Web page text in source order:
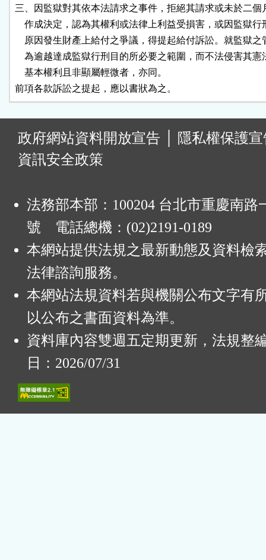
三、因監獄對其依本法請求之事件，拒絕其請求或未於二個
作成決定，認為其權利或法律上利益受損害，或因監獄行
原因發生財產上給付之爭議，得提起給付訴訟。就監獄之
為逾越達成監獄行刑目的所必要之範圍，而不法侵害其憲
    基本權利且非顯屬輕微者，亦同。
前項各款訴訟之提起，應以書狀為之。
政府網站資料開放宣告
隱私權保護
資訊安全政策
法務部本部：100204 台北市重慶南路
號 電話總機：(02)2191-0189
本網站提供法規之最新動態及資料檢
法律諮詢服務。
本網站法規資料若與機關公布文字有
以公布之書面資料為準。
資料庫內容雙週五定期更新，法規整
日：2026/07/31